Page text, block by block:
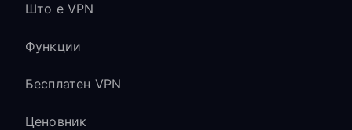
Што е VPN
Функции
Бесплатен VPN
Ценовник